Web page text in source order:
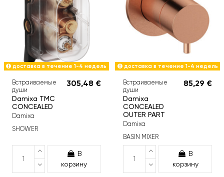
доставка в течение 1-4 недель
Встраиваемые
души
Damixa TMC
CONCEALED
Damixa
305,48 €
SHOWER
В
корзину
доставка в течение 1-4 недель
Встраиваемые
души
Damixa
CONCEALED
OUTER PART
Damixa
85,29 €
BASIN MIXER
В
корзину